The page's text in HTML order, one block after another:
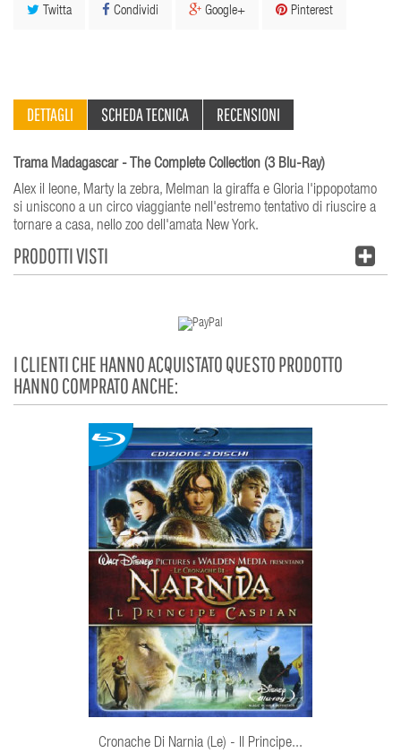
Twitta Condividi Google+ Pinterest
DETTAGLI SCHEDA TECNICA RECENSIONI
Trama Madagascar - The Complete Collection (3 Blu-Ray)
Alex il leone, Marty la zebra, Melman la giraffa e Gloria l'ippopotamo
si uniscono a un circo viaggiante nell'estremo tentativo di riuscire a
tornare a casa, nello zoo dell'amata New York.
PRODOTTI VISTI
I CLIENTI CHE HANNO ACQUISTATO QUESTO PRODOTTO
HANNO COMPRATO ANCHE:
Cronache Di Narnia (Le) - Il Principe...